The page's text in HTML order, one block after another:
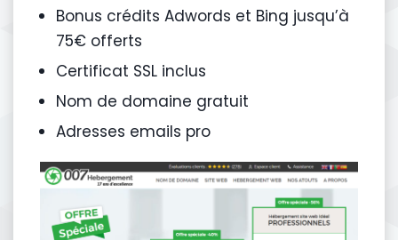
Bonus crédits Adwords et Bing jusqu’à
75€ offerts
Certificat SSL inclus
Nom de domaine gratuit
Adresses emails pro